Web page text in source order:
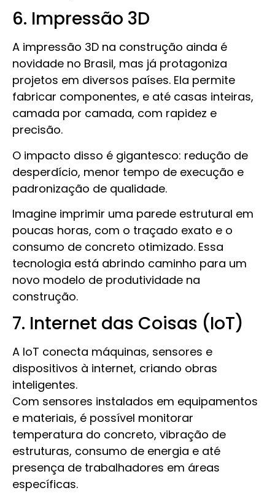
6. Impressão 3D
A impressão 3D na construção ainda é
novidade no Brasil, mas já protagoniza
projetos em diversos países. Ela permite
fabricar componentes, e até casas inteiras,
camada por camada, com rapidez e
precisão.
O impacto disso é gigantesco: redução de
desperdício, menor tempo de execução e
padronização de qualidade.
Imagine imprimir uma parede estrutural em
poucas horas, com o traçado exato e o
consumo de concreto otimizado. Essa
tecnologia está abrindo caminho para um
novo modelo de produtividade na
construção.
7. Internet das Coisas (IoT)
A IoT conecta máquinas, sensores e
dispositivos à internet, criando obras
inteligentes.
Com sensores instalados em equipamentos
e materiais, é possível monitorar
temperatura do concreto, vibração de
estruturas, consumo de energia e até
presença de trabalhadores em áreas
específicas.